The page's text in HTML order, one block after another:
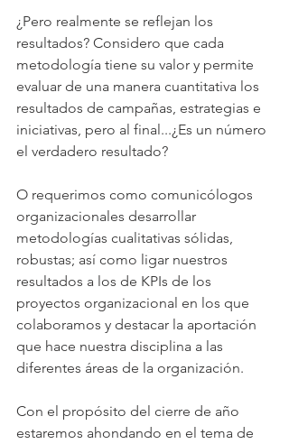
¿Pero realmente se reflejan los
resultados? Considero que cada
metodología tiene su valor y permite
evaluar de una manera cuantitativa los
resultados de campañas, estrategias e
iniciativas, pero al final...¿Es un número
el verdadero resultado?
O requerimos como comunicólogos
organizacionales desarrollar
metodologías cualitativas sólidas,
robustas; así como ligar nuestros
resultados a los de KPIs de los
proyectos organizacional en los que
colaboramos y destacar la aportación
que hace nuestra disciplina a las
diferentes áreas de la organización.
Con el propósito del cierre de año
estaremos ahondando en el tema de